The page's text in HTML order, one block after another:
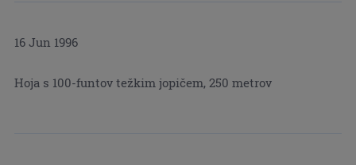
16 Jun 1996
Hoja s 100-funtov težkim jopičem, 250 metrov